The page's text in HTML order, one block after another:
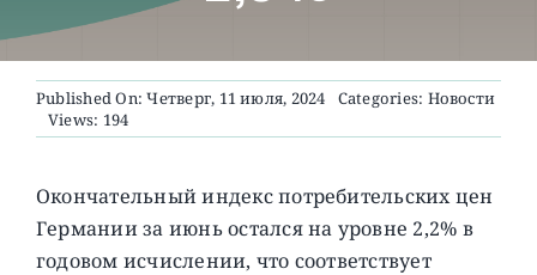
О ПРОЕКТЕ
Published On: Четверг, 11 июля, 2024 Categories: Новости
Views: 194
Окончательный индекс потребительских цен
Германии за июнь остался на уровне 2,2% в
годовом исчислении, что соответствует